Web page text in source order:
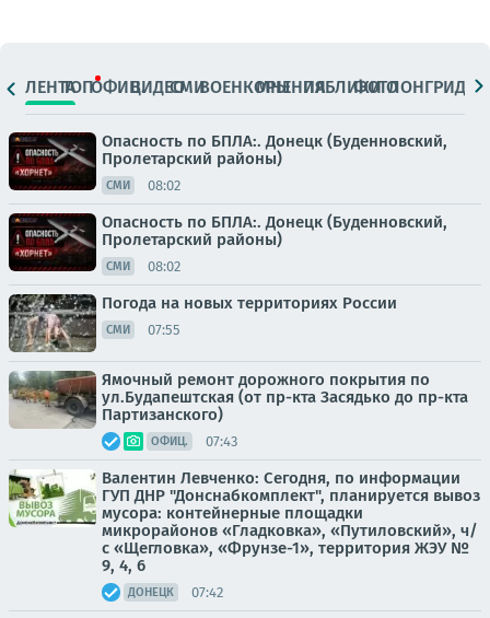
ЛЕНТАТОПОФИЦ.ВИДЕОСМИВОЕНКОРЫМНЕНИЯПАБЛИКИ
ФОТОЛОНГРИДЫ
Опасность по БПЛА:. Донецк (Буденновский,
Пролетарский районы)
СМИ 08:02
Опасность по БПЛА:. Донецк (Буденновский,
Пролетарский районы)
СМИ 08:02
Погода на новых территориях России
СМИ 07:55
Ямочный ремонт дорожного покрытия по
ул.Будапештская (от пр-кта Засядько до пр-кта
Партизанского)
ОФИЦ. 07:43
Валентин Левченко: Сегодня, по информации
ГУП ДНР "Донснабкомплект", планируется вывоз
мусора: контейнерные площадки
микрорайонов «Гладковка», «Путиловский», ч/
с «Щегловка», «Фрунзе-1», территория ЖЭУ №
9, 4, 6
ДОНЕЦК 07:42